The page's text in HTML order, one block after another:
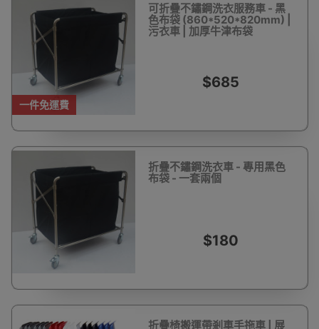
一件免運費
可折疊不鏽鋼洗衣服務車 - 黑
色布袋 (860*520*820mm) |
污衣車 | 加厚牛津布袋
$685
折疊不鏽鋼洗衣車 - 專用黑色
布袋 - 一套兩個
$180
折疊椅搬運帶剎車手拖車 | 展